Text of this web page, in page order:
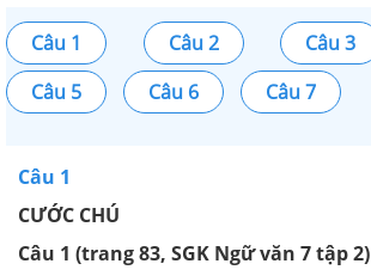
Câu 1 Câu 2 Câu 3
Câu 5
Câu 6 Câu 7
Câu 1
CƯỚC CHÚ
Câu 1 (trang 83, SGK Ngữ văn 7 tập 2)